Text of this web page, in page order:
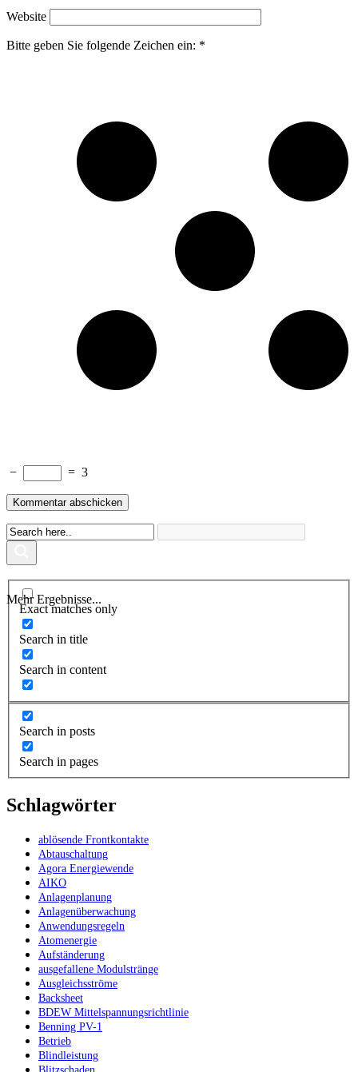
Website
Bitte geben Sie folgende Zeichen ein: *
− = 3
Mehr Ergebnisse...
Exact matches only
Search in title
Search in content
Search in posts
Search in pages
Schlagwörter
ablösende Frontkontakte
Abtauschaltung
Agora Energiewende
AIKO
Anlagenplanung
Anlagenüberwachung
Anwendungsregeln
Atomenergie
Aufständerung
ausgefallene Modulstränge
Ausgleichsströme
Backsheet
BDEW Mittelspannungsrichtlinie
Benning PV-1
Betrieb
Blindleistung